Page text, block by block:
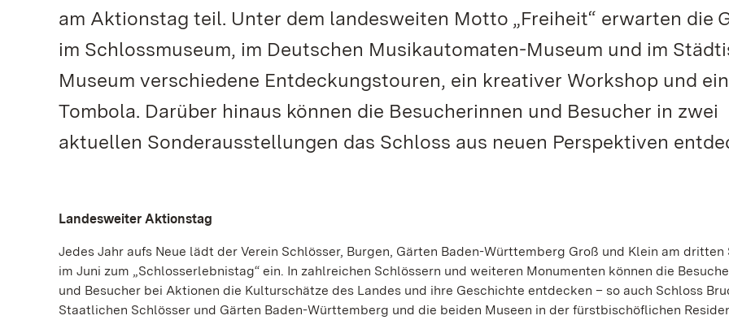
am Aktionstag teil. Unter dem landesweiten Motto „Freiheit“ erwarten die
im Schlossmuseum, im Deutschen Musikautomaten-Museum und im
Museum verschiedene Entdeckungstouren, ein kreativer Workshop und
Tombola. Darüber hinaus können die Besucherinnen und Besucher in zwei
aktuellen Sonderausstellungen das Schloss aus neuen Perspektiven
Landesweiter Aktionstag
Jedes Jahr aufs Neue lädt der Verein Schlösser, Burgen, Gärten Baden-Württemberg Groß und Klein am dritten
im Juni zum „Schlosserlebnistag“ ein. In zahlreichen Schlössern und weiteren Monumenten können die
und Besucher bei Aktionen die Kulturschätze des Landes und ihre Geschichte entdecken – so auch Schloss
Staatlichen Schlösser und Gärten Baden-Württemberg und die beiden Museen in der fürstbischöflichen